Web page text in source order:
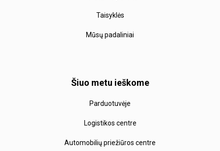
Taisyklės
Mūsų padaliniai
Šiuo metu ieškome
Parduotuvėje
Logistikos centre
Automobilių priežiūros centre